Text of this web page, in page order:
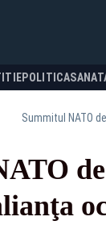
POLITICA
Summitul NATO